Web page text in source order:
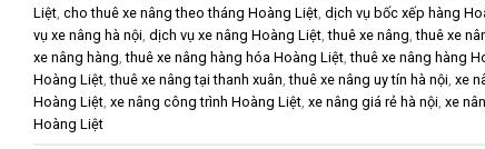
Liệt cho thuê xe nâng theo tháng Hoàng Liệt dịch vụ bốc xếp hàng
vụ xe nâng hà nội dịch vụ xe nâng Hoàng Liệt ,thuê xe nâng ,thuê xe
xe nâng hàng ,thuê xe nâng hàng hóa Hoàng Liệt ,thuê xe nâng hàng
Hoàng Liệt ,thuê xe nâng tại thanh xuân ,thuê xe nâng uy tín hà nội xe
Hoàng Liệt xe nâng công trình Hoàng Liệt xe nâng giá rẻ hà nội xe
Hoàng Liệt